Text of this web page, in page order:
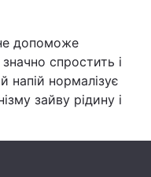
допоможе
спростить і
напій нормалізує
зайву рідину і